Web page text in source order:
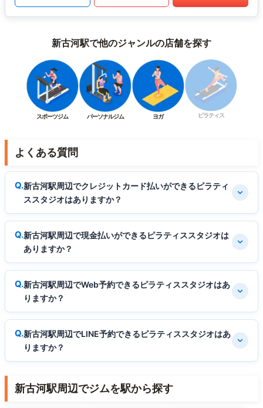
新古河駅で他のジャンルの店舗を探す
スポーツジム パーソナルジム ヨガ ピラティス
よくある質問
新古河駅周辺でクレジットカード払いができるピラティ
ススタジオはありますか？
新古河駅周辺で現金払いができるピラティススタジオは
ありますか？
新古河駅周辺でWeb予約できるピラティススタジオはあ
りますか？
新古河駅周辺でLINE予約できるピラティススタジオはあ
りますか？
新古河駅周辺でジムを駅から探す